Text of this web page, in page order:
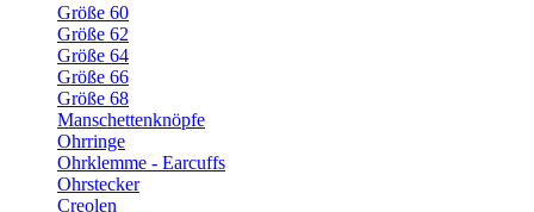
Größe 60
Größe 62
Größe 64
Größe 66
Größe 68
Manschettenknöpfe
Ohrringe
Ohrklemme - Earcuffs
Ohrstecker
Creolen